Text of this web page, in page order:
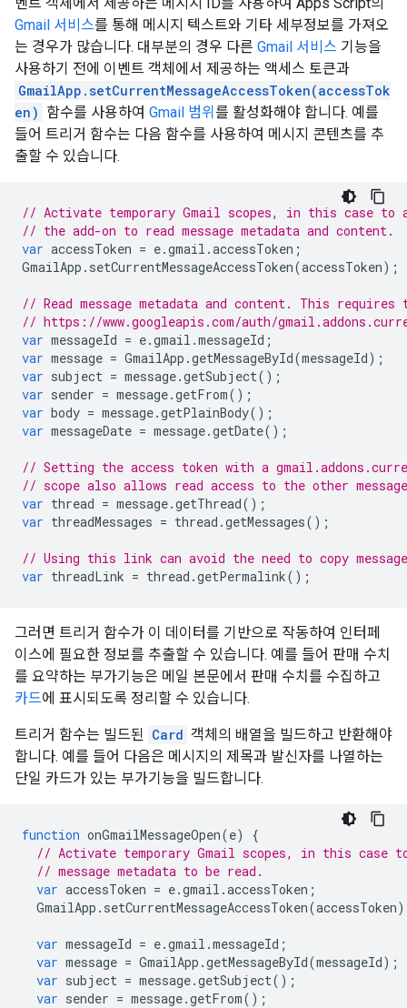
Gmail 서비스를 통해 메시지 텍스트와 기타 세부정보를 가져오
는 경우가 많습니다. 대부분의 경우 다른 Gmail 서비스 기능을
사용하기 전에 이벤트 객체에서 제공하는 액세스 토큰과
GmailApp.setCurrentMessageAccessToken(accessTok
en) 함수를 사용하여 Gmail 범위 를 활성화해야 합니다. 예를
들어 트리거 함수는 다음 함수를 사용하여 메시지 콘텐츠를 추
출할 수 있습니다.
// Activate temporary Gmail scopes, in this case to
// the add-on to read message metadata and content.
var accessToken = e.gmail .accessToken ;
GmailApp . setCurrentMessageAccessToken(accessToken);
// Read message metadata and content. This requires
// https://www.googleapis.com/auth/
var messageId = e.gmail .messageId ;
var message = GmailApp .getMessageById(messageId);
var subject = message.getSubject();
var sender = message.getFrom();
var body = message.getPlainBody();
var messageDate = message.getDate();
// Setting the access token with a
// scope also allows read access to the other
var thread = message.getThread();
var threadMessages = thread .getMessages();
// Using this link can avoid the need to copy
var threadLink = thread .getPermalink();
그러면 트리거 함수가 이 데이터를 기반으로 작동하여 인터페
이스에 필요한 정보를 추출할 수 있습니다. 예를 들어 판매 수치
를 요약하는 부가기능은 메일 본문에서 판매 수치를 수집하고
카드에 표시되도록 정리할 수 있습니다.
트리거 함수는 빌드된 Card 객체의 배열을 빌드하고 반환해야
합니다. 예를 들어 다음은 메시지의 제목과 발신자를 나열하는
단일 카드가 있는 부가기능을 빌드합니다.
function onGmailMessageOpen(e)
{
// Activate temporary Gmail scopes, in this case
// message metadata to be read.
var accessToken = e.gmail .accessToken ;
GmailApp . setCurrentMessageAccessToken(accessToken
var messageId = e.gmail .messageId ;
var message = GmailApp .getMessageById(messageId);
var subject = message.getSubject();
var sender = message.getFrom();